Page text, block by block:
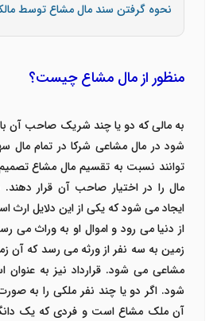
نحوه گرفتن سند مال مشاع توسط
منظور از مال مشاع چیست؟
به مالی که دو یا چند شریک صاحب آن
شود در مال مشاعی شرکا در تمام مال
توانند نسبت به تقسیم مال مشاع
مال را در اختیار صاحب آن قرار دهند.
ایجاد می شود که یکی از این دلایل ارث
از دنیا می رود و اموال او به وراث می
زمین به سه نفر از ورثه می رسد که آن
مشاعی می شود. قرارداد نیز به
شود. اگر دو یا چند نفر ملکی را به
آن ملک مشاع است و فردی که یک